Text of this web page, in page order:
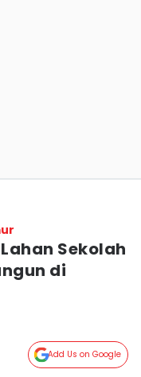
Sekolah
di
Add Us on Google